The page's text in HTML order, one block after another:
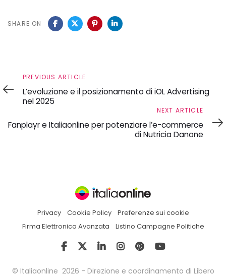
SHARE ON
Previous
Article
PREVIOUS ARTICLE
L’evoluzione e il posizionamento di iOL Advertising
nel 2025
Article
NEXT ARTICLE
Fanplayr e Italiaonline per potenziare l’e-commerce
di Nutricia Danone
Privacy Cookie Policy
Preferenze sui cookie
Firma Elettronica Avanzata
Listino Campagne Politiche
© Italiaonline 2026 - Direzione e coordinamento di Libero